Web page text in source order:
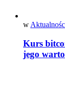
w
Kurs
jego